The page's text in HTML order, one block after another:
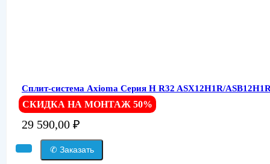
Сплит-система Axioma Серия H R32 ASX12H1R/
СКИДКА НА МОНТАЖ 50%
29 590,00 ₽
✆ Заказать